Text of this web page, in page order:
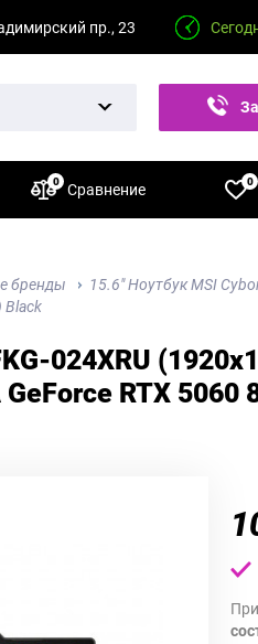
пр., 23
Сравнение
0 0
бренды
15.6" Ноутбук MSI
Black
024XRU
RTX 5060